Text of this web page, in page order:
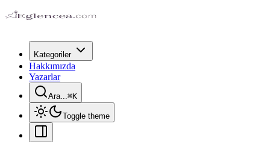
Kategoriler
Hakkımızda
Yazarlar
Ara...⌘K
Toggle theme